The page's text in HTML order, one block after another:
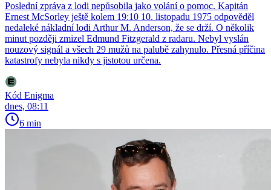
Poslední zpráva z lodi nepůsobila jako volání o pomoc. Kapitán
Ernest McSorley ještě kolem 19:10 10. listopadu 1975 odpověděl
nedaleké nákladní lodi Arthur M. Anderson, že se drží. O několik
minut později zmizel Edmund Fitzgerald z radaru. Nebyl vyslán
nouzový signál a všech 29 mužů na palubě zahynulo. Přesná příčina
katastrofy nebyla nikdy s jistotou určena.
Kód Enigma
dnes, 08:11
6 min